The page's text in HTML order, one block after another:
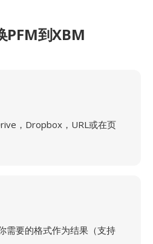
PFM到XBM
，Dropbox，URL或在页
需要的格式作为结果（支持